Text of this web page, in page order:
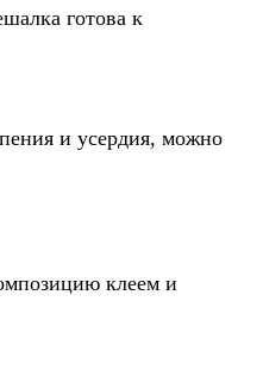
готова к
и усердия, можно
клеем и